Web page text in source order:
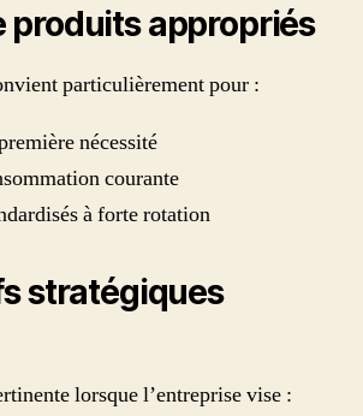
produits appropriés
particulièrement pour :
nécessité
courante
à forte rotation
stratégiques
lorsque l’entreprise vise :